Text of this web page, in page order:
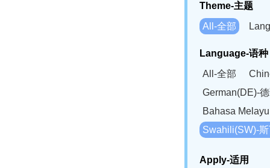
Theme-主题
All-全部
Language-语种
All-全部
German(DE)-
Bahasa
Swahili(SW)-
Apply-适用